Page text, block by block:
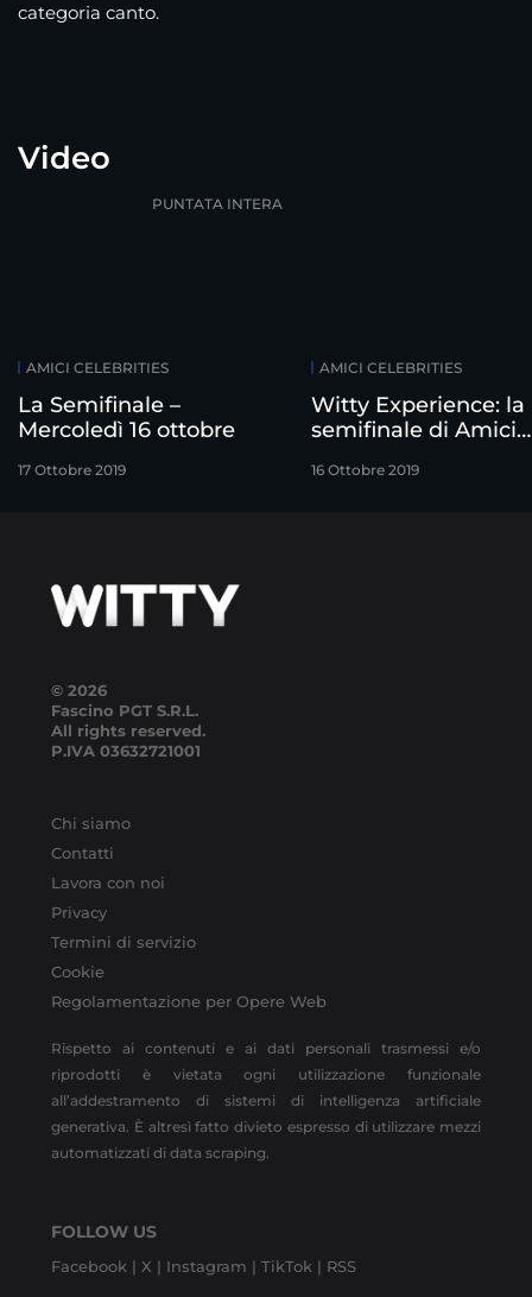
categoria canto.
Video
AMICI CELEBRITIES
La Semifinale –
Mercoledì 16 ottobre
17 Ottobre 2019
PUNTATA INTERA
AMICI CELEBRITIES
Witty Experience: la
semifinale di Amici
16 Ottobre 2019
© 2026
Fascino PGT S.R.L.
All rights reserved.
P.IVA 03632721001
Chi siamo
Contatti
Lavora con noi
Privacy
Termini di servizio
Cookie
Regolamentazione per Opere Web
Rispetto ai contenuti e ai dati personali trasmessi e/o
riprodotti è vietata ogni utilizzazione funzionale
all’addestramento di sistemi di intelligenza artificiale
generativa. È altresì fatto divieto espresso di utilizzare mezzi
automatizzati di data scraping.
FOLLOW US
Facebook | X | Instagram | TikTok | RSS